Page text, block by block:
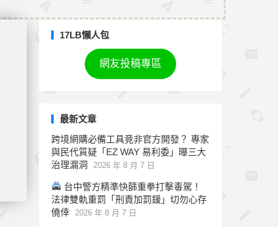
17LB懶人包
網友投稿專區
最新文章
跨境網購必備工具竟非官方開發？ 專家
與民代質疑「EZ WAY 易利委」曝三大
治理漏洞
2026 年 8 月 7 日
台中警方精準快篩重拳打擊毒駕！
法律雙軌重罰「刑責加罰鍰」切勿心存
僥倖
2026 年 8 月 7 日